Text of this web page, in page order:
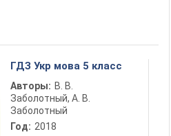
ГДЗ Укр мова 5 класс
Авторы: В. В.
Заболотный, А. В.
Заболотный
Год: 2018